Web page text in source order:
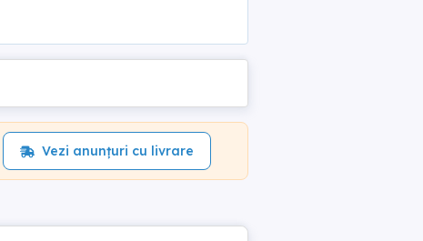
Vezi anunțuri cu livrare